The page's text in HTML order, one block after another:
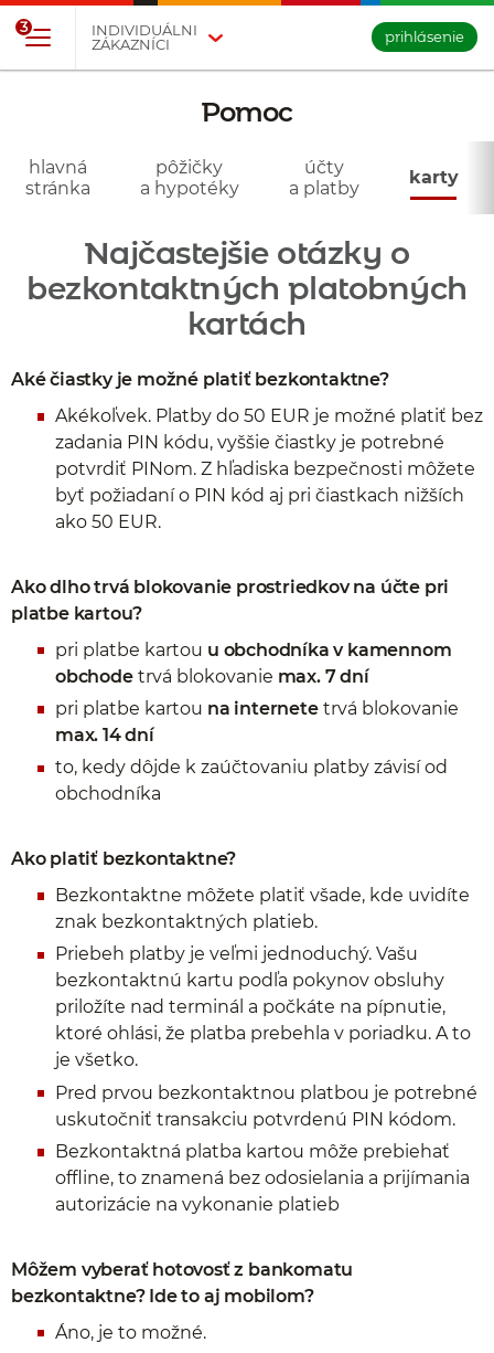
INDIVIDUÁLNI
ZÁKAZNÍCI
3
prihlásenie
Pomoc
hlavná
stránka
pôžičky
a hypotéky
účty
a platby
karty
Najčastejšie otázky o
bezkontaktných platobných
kartách
Aké čiastky je možné platiť bezkontaktne?
Akékoľvek. Platby do 50 EUR je možné platiť bez
zadania PIN kódu, vyššie čiastky je potrebné
potvrdiť PINom. Z hľadiska bezpečnosti môžete
byť požiadaní o PIN kód aj pri čiastkach nižších
ako 50 EUR.
Ako dlho trvá blokovanie prostriedkov na účte pri
platbe kartou?
pri platbe kartou u obchodníka v kamennom
obchodetrvá blokovanie max. 7 dní
pri platbe kartou na internetetrvá blokovanie
max. 14 dní
to, kedy dôjde k zaúčtovaniu platby závisí od
obchodníka
Ako platiť bezkontaktne?
Bezkontaktne môžete platiť všade, kde uvidíte
znak bezkontaktných platieb.
Priebeh platby je veľmi jednoduchý. Vašu
bezkontaktnú kartu podľa pokynov obsluhy
priložíte nad terminál a počkáte na pípnutie,
ktoré ohlási, že platba prebehla v poriadku. A to
je všetko.
Pred prvou bezkontaktnou platbou je potrebné
uskutočniť transakciu potvrdenú PIN kódom.
Bezkontaktná platba kartou môže prebiehať
offline, to znamená bez odosielania a prijímania
autorizácie na vykonanie platieb
Môžem vyberať hotovosť z bankomatu
bezkontaktne? Ide to aj mobilom?
Áno, je to možné.